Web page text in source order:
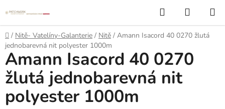
na
obsah
Hledat
KOŠÍK
Domů
/ Nitě- Vatelíny-Galanterie / Nitě / Amann Isacord 40 0270 žlutá
jednobarevná nit polyester 1000m
Amann Isacord 40 0270
žlutá jednobarevná nit
polyester 1000m